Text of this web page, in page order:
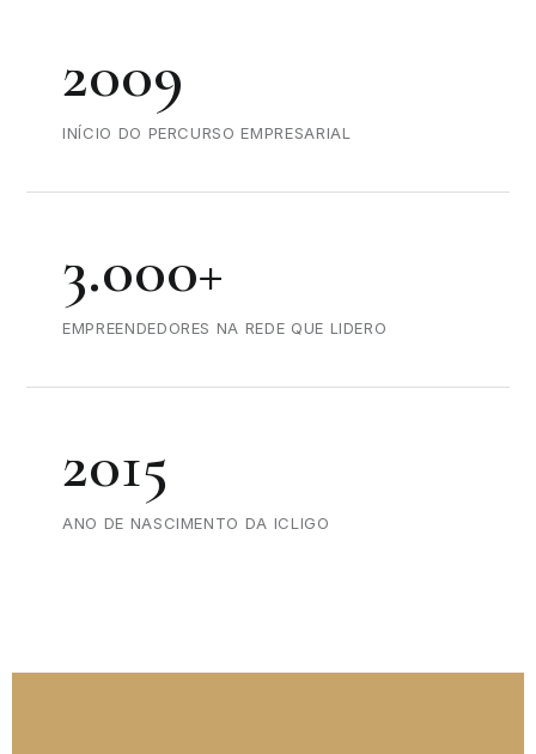
2009
INÍCIO DO PERCURSO EMPRESARIAL
3.000+
EMPREENDEDORES NA REDE QUE LIDERO
2015
ANO DE NASCIMENTO DA ICLIGO